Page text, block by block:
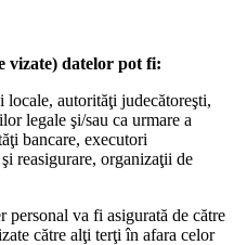
vizate) datelor pot fi:
autorităţi judecătoreşti,
legale şi/sau ca urmare a
bancare, executori
reasigurare, organizaţii de
personal va fi asigurată de către
către alţi terţi în afara celor